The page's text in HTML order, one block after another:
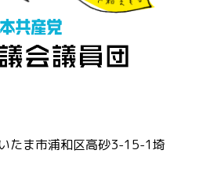
たま市浦和区高砂3-15-1埼